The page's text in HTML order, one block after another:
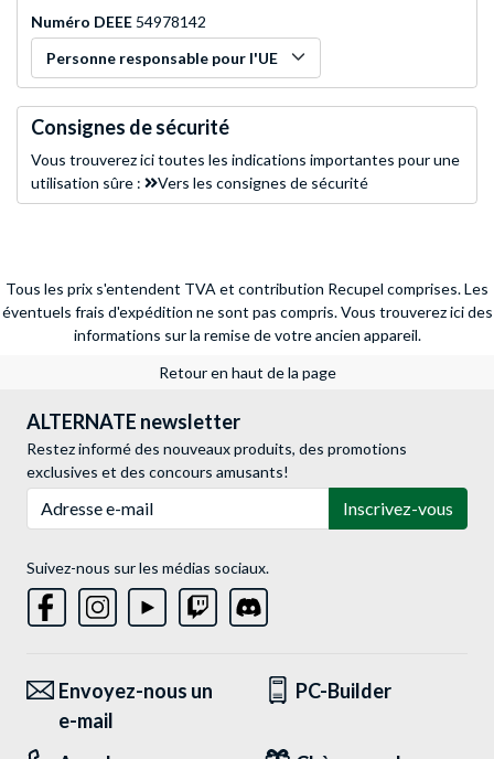
Numéro DEEE 54978142
Personne responsable pour l'UE
Consignes de sécurité
Vous trouverez ici toutes les indications importantes pour une
utilisation sûre :
Vers les consignes de sécurité
Tous les prix s'entendent TVA et contribution Recupel comprises. Les
éventuels frais d'expédition ne sont pas compris. Vous trouverez ici des
informations sur la remise de votre ancien appareil.
Retour en haut de la page
ALTERNATE newsletter
Restez informé des nouveaux produits, des promotions
exclusives et des concours amusants!
Inscrivez-vous
Suivez-nous sur les médias sociaux.
Envoyez-nous un
e-mail
PC-Builder